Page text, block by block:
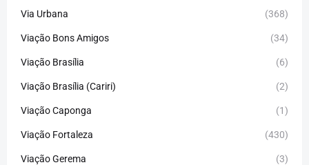
Via Urbana (368)
Viação Bons Amigos (34)
Viação Brasília (6)
Viação Brasília (Cariri) (2)
Viação Caponga (1)
Viação Fortaleza (430)
Viação Gerema (3)